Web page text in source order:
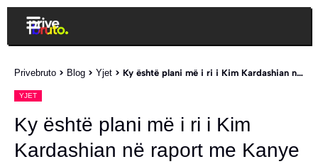
Privebruto > Blog > Yjet > Ky është plani më i ri i Kim Kardashian në raport me Kanye West!
YJET
Ky është plani më i ri i Kim
Kardashian në raport me Kanye